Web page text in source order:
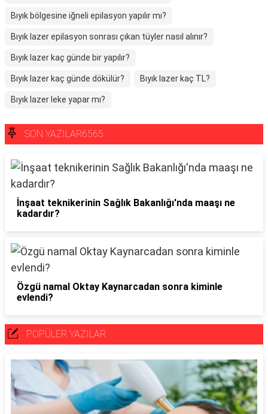
Bıyık bölgesine iğneli epilasyon yapılır mı?
Bıyık lazer epilasyon sonrası çıkan tüyler nasıl alınır?
Bıyık lazer kaç günde bir yapılır?
Bıyık lazer kaç günde dökülür? Bıyık lazer kaç TL?
Bıyık lazer leke yapar mı?
SON YAZILAR6565
İnşaat teknikerinin Sağlık Bakanlığı'nda maaşı ne
kadardır?
Özgü namal Oktay Kaynarcadan sonra kiminle
evlendi?
POPÜLER YAZILAR